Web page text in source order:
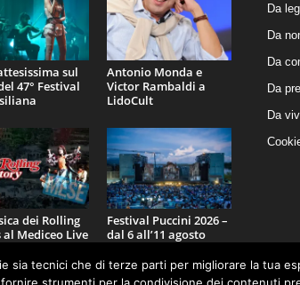
sul
47° Festival
Antonio Monda e
Victor Rambaldi a
LidoCult
dei Rolling
al Mediceo Live
Festival Puccini 2026 –
dal 6 all’11 agosto
Da
Da
Da
Da
Da
tecnici che di terze parti per migliorare la tua